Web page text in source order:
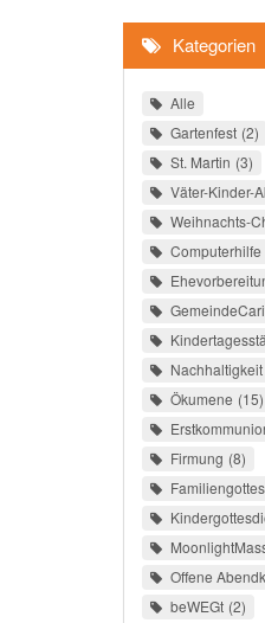
Kategorien
Alle
Gartenfest 2
St. Martin 3
Väter-Kinder-
Weihnachts-
Computerhilfe
Nachhaltigkeit
Ökumene 15
Firmung 8
Offene
beWEGt 2